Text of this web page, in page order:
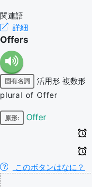
関連語
詳細
Offers
固有名詞 活用形 複数形
plural of Offer
原形: Offer
このボタンはなに？